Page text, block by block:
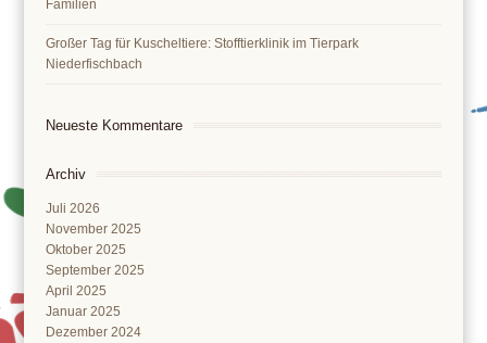
Familien
Großer Tag für Kuscheltiere: Stofftierklinik im Tierpark
Niederfischbach
Neueste Kommentare
Archiv
Juli 2026
November 2025
Oktober 2025
September 2025
April 2025
Januar 2025
Dezember 2024